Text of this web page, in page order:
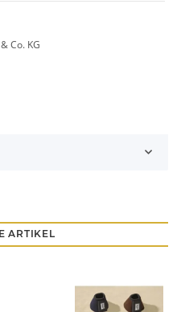
Co. KG
ARTIKEL